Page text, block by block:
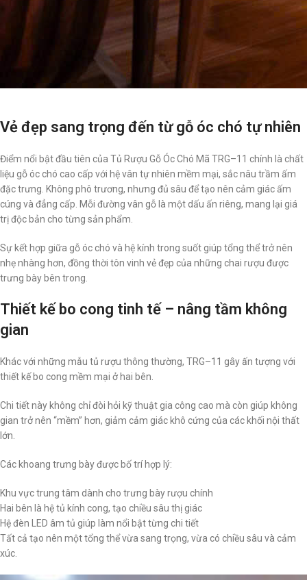
Vẻ đẹp sang trọng đến từ gỗ óc chó tự nhiên
Điểm nổi bật đầu tiên của Tủ Rượu Gỗ Óc Chó Mã TRG–11 chính là chất
liệu gỗ óc chó cao cấp với hệ vân tự nhiên mềm mại, sắc nâu trầm ấm
đặc trưng. Không phô trương, nhưng đủ sâu để tạo nên cảm giác ấm
cúng và đẳng cấp. Mỗi đường vân gỗ là một dấu ấn riêng, mang lại giá
trị độc bản cho từng sản phẩm.
Sự kết hợp giữa gỗ óc chó và hệ kính trong suốt giúp tổng thể trở nên
nhẹ nhàng hơn, đồng thời tôn vinh vẻ đẹp của những chai rượu được
trưng bày bên trong.
Thiết kế bo cong tinh tế – nâng tầm không
gian
Khác với những mẫu tủ rượu thông thường, TRG–11 gây ấn tượng với
thiết kế bo cong mềm mại ở hai bên.
Chi tiết này không chỉ đòi hỏi kỹ thuật gia công cao mà còn giúp không
gian trở nên “mềm” hơn, giảm cảm giác khô cứng của các khối nội thất
lớn.
Các khoang trưng bày được bố trí hợp lý:
Khu vực trung tâm dành cho trưng bày rượu chính
Hai bên là hệ tủ kính cong, tạo chiều sâu thị giác
Hệ đèn LED âm tủ giúp làm nổi bật từng chi tiết
Tất cả tạo nên một tổng thể vừa sang trọng, vừa có chiều sâu và cảm
xúc.